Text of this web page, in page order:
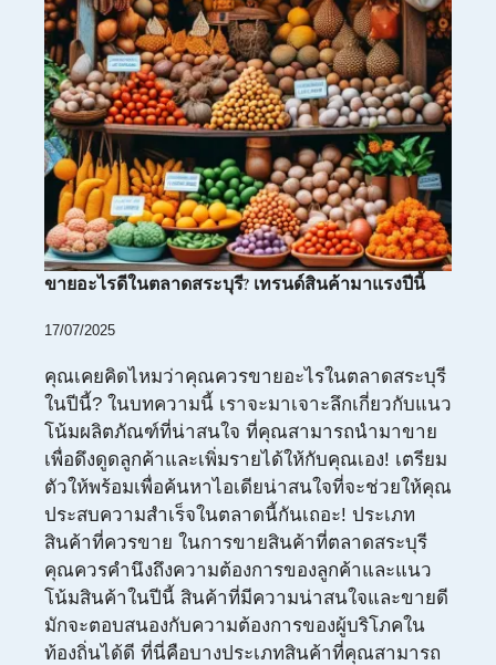
ขายอะไรดีในตลาดสระบุรี? เทรนด์สินค้ามาแรงปีนี้
17/07/2025
คุณเคยคิดไหมว่าคุณควรขายอะไรในตลาดสระบุรี
ในปีนี้? ในบทความนี้ เราจะมาเจาะลึกเกี่ยวกับแนว
โน้มผลิตภัณฑ์ที่น่าสนใจ ที่คุณสามารถนำมาขาย
เพื่อดึงดูดลูกค้าและเพิ่มรายได้ให้กับคุณเอง! เตรียม
ตัวให้พร้อมเพื่อค้นหาไอเดียน่าสนใจที่จะช่วยให้คุณ
ประสบความสำเร็จในตลาดนี้กันเถอะ! ประเภท
สินค้าที่ควรขาย ในการขายสินค้าที่ตลาดสระบุรี
คุณควรคำนึงถึงความต้องการของลูกค้าและแนว
โน้มสินค้าในปีนี้ สินค้าที่มีความน่าสนใจและขายดี
มักจะตอบสนองกับความต้องการของผู้บริโภคใน
ท้องถิ่นได้ดี ที่นี่คือบางประเภทสินค้าที่คุณสามารถ